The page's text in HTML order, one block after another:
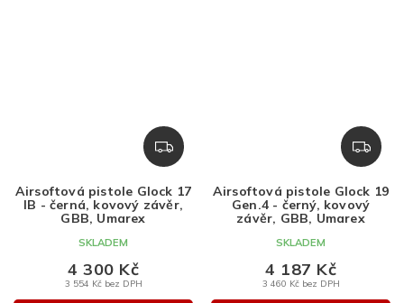
Z
D
R
Airsoftová pistole Glock 17
IB - černá, kovový závěr,
GBB, Umarex
SKLADEM
3 554 Kč bez DPH
4 300 Kč
Z
D
R
Airsoftová pistole Glock 19
Gen.4 - černý, kovový
závěr, GBB, Umarex
SKLADEM
3 460 Kč bez DPH
4 187 Kč